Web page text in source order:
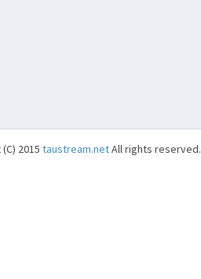
2015 taustream.netAll rights reserved.